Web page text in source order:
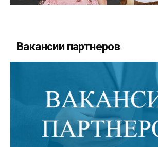
Вакансии партнеров